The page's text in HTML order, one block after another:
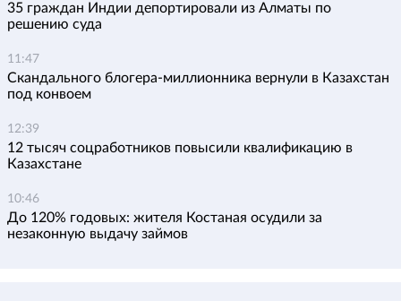
35 граждан Индии депортировали из Алматы по
решению суда
11:47
Скандального блогера-миллионника вернули в Казахстан
под конвоем
12:39
12 тысяч соцработников повысили квалификацию в
Казахстане
10:46
До 120% годовых: жителя Костаная осудили за
незаконную выдачу займов